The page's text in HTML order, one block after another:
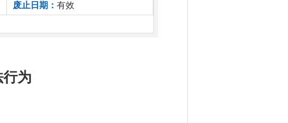
废止日期： 有效
行为